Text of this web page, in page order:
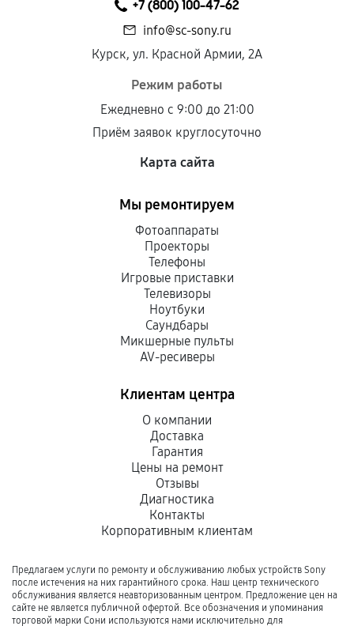
Установка была выполнена нашим сервисным
центром.
При этом гарантия на сами комплектующие
продавца. За качество сторонних деталей
сервисный центр ответственности не несет.
+7 (800) 100-47-62
info@sc-sony.ru
Курск, ул. Красной Армии, 2А
Режим работы
Ежедневно с 9:00 до 21:00
Приём заявок круглосуточно
Карта сайта
Мы ремонтируем
Фотоаппараты
Проекторы
Телефоны
Игровые приставки
Телевизоры
Ноутбуки
Саундбары
Микшерные пульты
AV-ресиверы
Клиентам центра
О компании
Доставка
Гарантия
Цены на ремонт
Отзывы
Диагностика
Контакты
Корпоративным клиентам
Предлагаем услуги по ремонту и обслуживанию любых устройств Sony
после истечения на них гарантийного срока. Наш центр технического
обслуживания является неавторизованным центром. Предложение цен на
сайте не является публичной офертой. Все обозначения и упоминания
торговой марки Сони используются нами исключительно для